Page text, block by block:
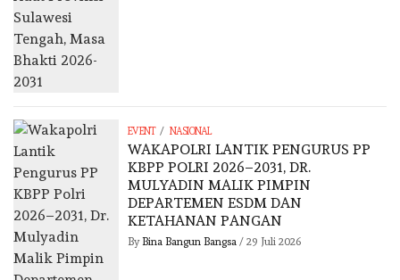
EVENT / NASIONAL
WAKAPOLRI LANTIK PENGURUS PP
KBPP POLRI 2026–2031, DR.
MULYADIN MALIK PIMPIN
DEPARTEMEN ESDM DAN
KETAHANAN PANGAN
By Bina Bangun Bangsa / 29 Juli 2026